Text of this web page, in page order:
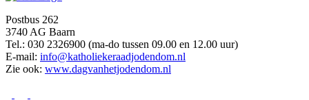
Postbus 262
3740 AG Baarn
Tel.: 030 2326900 (ma-do tussen 09.00 en 12.00 uur)
E-mail: info@katholiekeraadjodendom.nl
Zie ook: www.dagvanhetjodendom.nl